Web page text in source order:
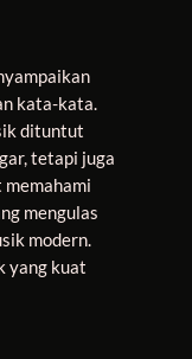
kata-kata.
dituntut
tetapi juga
memahami
mengulas
modern.
yang kuat